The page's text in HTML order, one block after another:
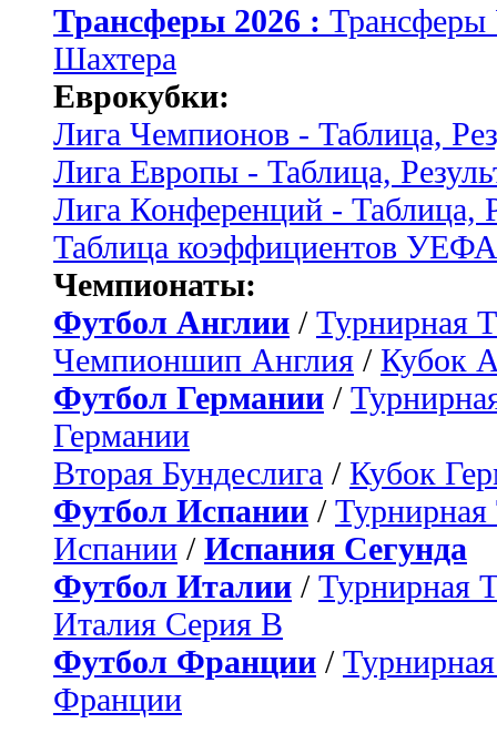
Трансферы 2026 :
Шахтера
Еврокубки:
Лига Чемпионов - Таблица,
Лига Европы - Таблица,
Лига Конференций - Таблица,
Таблица коэффициентов УЕФА
Чемпионаты:
Футбол Англии / Турнирная
Чемпионшип Англия / Кубок
Футбол Германии /
Германии
Вторая Бундеслига / Кубок
Футбол Испании / Турнирная
Испании / Испания Сегунда
Футбол Италии / Турнирная
Италия Серия B
Футбол Франции /
Франции